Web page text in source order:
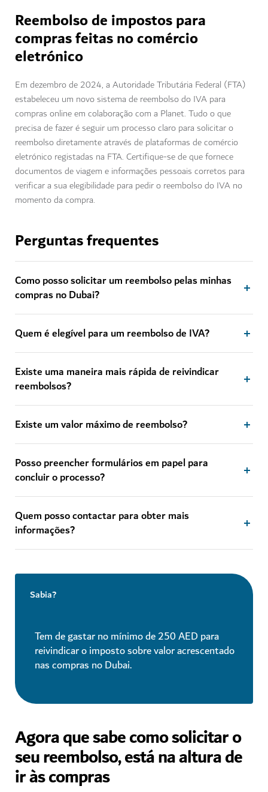
Reembolso de impostos para
compras feitas no comércio
eletrónico
Em dezembro de 2024, a Autoridade Tributária Federal (FTA)
estabeleceu um novo sistema de reembolso do IVA para
compras online em colaboração com a Planet. Tudo o que
precisa de fazer é seguir um processo claro para solicitar o
reembolso diretamente através de plataformas de comércio
eletrónico registadas na FTA. Certifique-se de que fornece
documentos de viagem e informações pessoais corretos para
verificar a sua elegibilidade para pedir o reembolso do IVA no
momento da compra.
Perguntas frequentes
Como posso solicitar um reembolso pelas minhas
compras no Dubai?
Quem é elegível para um reembolso de IVA?
Existe uma maneira mais rápida de reivindicar
reembolsos?
Existe um valor máximo de reembolso?
Posso preencher formulários em papel para
concluir o processo?
Quem posso contactar para obter mais
informações?
Sabia?
Tem de gastar no mínimo de 250 AED para
reivindicar o imposto sobre valor acrescentado
nas compras no Dubai.
Agora que sabe como solicitar o
seu reembolso, está na altura de
ir às compras